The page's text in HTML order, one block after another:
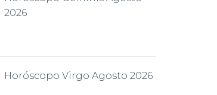
2026
Horóscopo Virgo Agosto 2026